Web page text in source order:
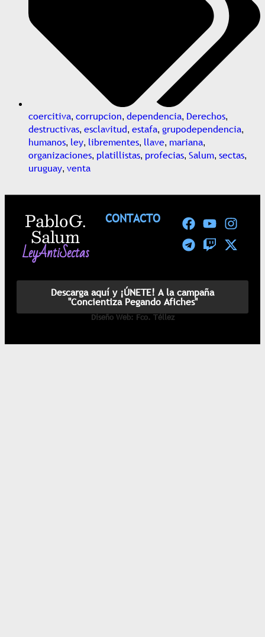
coercitiva, corrupcion, dependencia, Derechos,
destructivas, esclavitud, estafa, grupodependencia,
humanos, ley, librementes, llave, mariana,
organizaciones, platillistas, profecias, Salum, sectas,
uruguay, venta
CONTACTO
Pablo G.
Salum
LeyAntiSectas
Descarga aquí y ¡ÚNETE! A la campaña
"Concientiza Pegando Afiches"
Diseño Web: Fco. Téllez